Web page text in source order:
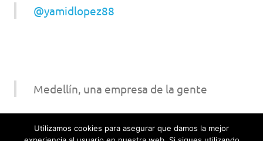
@yamidlopez88
Medellín, una empresa de la gente
Utilizamos cookies para asegurar que damos la mejor